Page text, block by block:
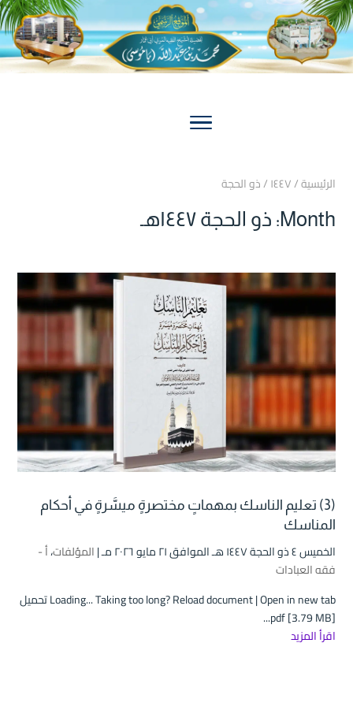
الرئيسية/۱٤٤۷/ذو الحجة
Month: ذو الحجة ۱٤٤۷هـ
(3) تعليم الناسك بمهماتٍ مختصرةٍ ميسَّرةٍ في أحكام
المناسك
الخميس ٤ ذو الحجة ۱٤٤۷ هـ الموافق ۲۱ مايو ۲۰۲٦ مـ | المؤلفات،أ -
فقه العبادات
Loading... Taking too long? Reload document | Open in new tab تحميل
pdf [3.79 MB]...
اقرأ المزيد